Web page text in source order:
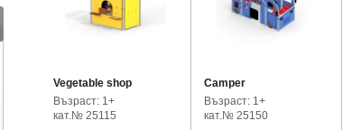
Vegetable shop
Възраст: 1+
кат.№ 25115
Camper
Възраст: 1+
кат.№ 25150